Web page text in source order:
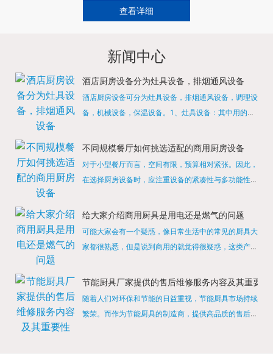
查看详细
新闻中心
酒店厨房设备分为灶具设备，排烟通风设备
酒店厨房设备可分为灶具设备，排烟通风设备，调理设
备，机械设备，保温设备。1、灶具设备：其中用的较
缺少的，经过相关检测证明的合格设备才能进行使用，
不同规模餐厅如何挑选适配的商用厨房设备
对于小型餐厅而言，空间有限，预算相对紧张。因此，
在选择厨房设备时，应注重设备的紧凑性与多功能性。
烹饪设备，既能节省空间，又能满足多样化的烹饪需
给大家介绍商用厨具是用电还是燃气的问题
可能大家会有一个疑惑，像日常生活中的常见的厨具大
家都很熟悉，但是说到商用的就觉得很疑惑，这类产品
店用的就是商用的吗?还真别说，真被大家猜对了，这
节能厨具厂家提供的售后维修服务内容及其重要性
随着人们对环保和节能的日益重视，节能厨具市场持续
繁荣。而作为节能厨具的制造商，提供高品质的售后维